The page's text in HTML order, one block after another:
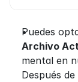
Puedes
Archivo
mental en
Después